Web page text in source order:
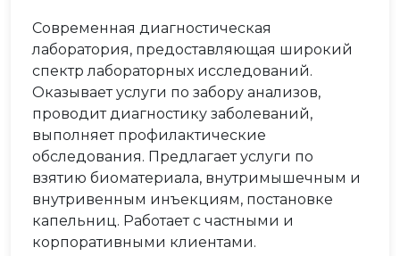
Современная диагностическая
лаборатория, предоставляющая широкий
спектр лабораторных исследований.
Оказывает услуги по забору анализов,
проводит диагностику заболеваний,
выполняет профилактические
обследования. Предлагает услуги по
взятию биоматериала, внутримышечным и
внутривенным инъекциям, постановке
капельниц. Работает с частными и
корпоративными клиентами.